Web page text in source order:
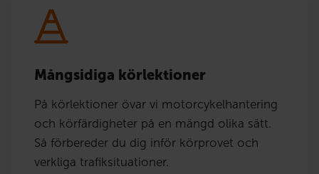
Mångsidiga körlektioner
På körlektioner övar vi motorcykelhantering
och körfärdigheter på en mängd olika sätt.
Så förbereder du dig inför körprovet och
verkliga trafiksituationer.